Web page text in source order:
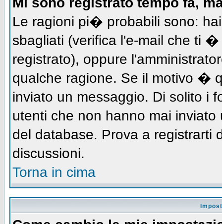
Le ragioni pi� probabili sono:
sbagliati (verifica l'e-mail che ti
registrato), oppure
qualche ragione. Se il motivo �
inviato un messaggio. Di solito i
utenti che non hanno mai
del database. Prova a registrarti
discussioni.
Torna in cima